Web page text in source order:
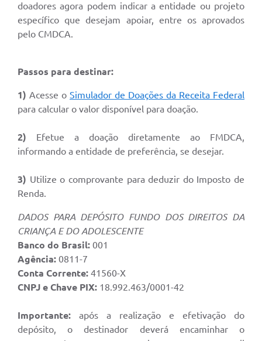
doadores agora podem indicar a entidade ou projeto
específico que desejam apoiar, entre os aprovados
pelo CMDCA.
Passos para destinar:
1) Acesse o Simulador de Doações da Receita Federal
para calcular o valor disponível para doação.
2) Efetue a doação diretamente ao FMDCA,
informando a entidade de preferência, se desejar.
3) Utilize o comprovante para deduzir do Imposto de
Renda.
DADOS PARA DEPÓSITO FUNDO DOS DIREITOS DA
CRIANÇA E DO ADOLESCENTE
Banco do Brasil: 001
Agência: 0811-7
Conta Corrente: 41560-X
CNPJ e Chave PIX: 18.992.463/0001-42
Importante: após a realização e efetivação do
depósito, o destinador deverá encaminhar o